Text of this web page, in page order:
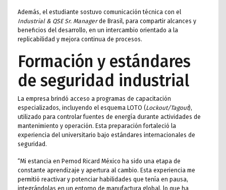
Además, el estudiante sostuvo comunicación técnica con el
Industrial & QSE Sr. Managerde Brasil, para compartir alcances y
beneficios del desarrollo, en un intercambio orientado a la
replicabilidad y mejora continua de procesos.
Formación y estándares
de seguridad industrial
La empresa brindó acceso a programas de capacitación
especializados, incluyendo el esquema LOTO (Lockout/Tagout),
utilizado para controlar fuentes de energía durante actividades de
mantenimiento y operación. Esta preparación fortaleció la
experiencia del universitario bajo estándares internacionales de
seguridad.
“Mi estancia en Pernod Ricard México ha sido una etapa de
constante aprendizaje y apertura al cambio. Esta experiencia me
permitió reactivar y potenciar habilidades que tenía en pausa,
integrándolas en un entorno de manufactura global, lo que ha